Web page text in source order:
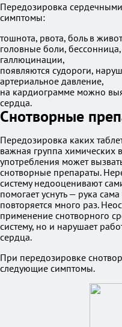
Передозировка
симптомы:
тошнота, рвота, боль в
головные боли,
галлюцинации,
появляются судороги,
артериальное давление,
на кардиограмме можно
сердца.
Снотворные
Передозировка каких
важная группа химических
употребления может
снотворные препараты.
систему недооценивают
помогает уснуть — рука
повторяется много раз.
применение снотворного
систему, но и нарушает
сердца.
При передозировке
следующие симптомы.